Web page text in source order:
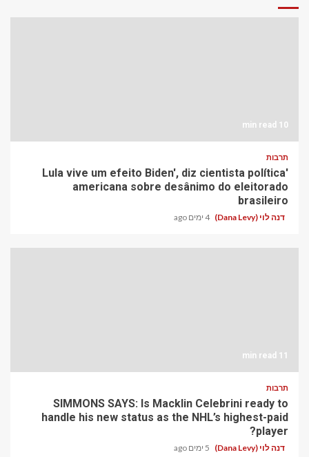
10 min read
תרבות
'Lula vive um efeito Biden', diz cientista política
americana sobre desânimo do eleitorado
brasileiro
דנה לוי (Dana Levy) 4 ימים ago
11 min read
תרבות
SIMMONS SAYS: Is Macklin Celebrini ready to
handle his new status as the NHL’s highest-paid
player?
דנה לוי (Dana Levy) 5 ימים ago